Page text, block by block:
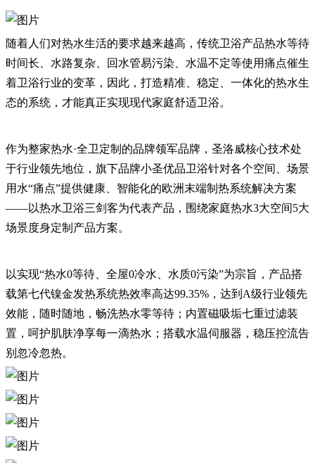
随着人们对热水生活的要求越来越高，传统卫浴产品热水等待
时间长、水路复杂、回水管易污染、水温不定等使用痛点催生
着卫浴行业的变革，因此，打造精准、稳定、一体化的热水生
态的系统，才能真正实现现代家庭舒适卫浴。
作为整家热水·全卫定制的品牌领军品牌，圣洛威核心技术处
于行业领先地位，旗下品牌小圣优品卫浴针对各个空间、场景
用水“痛点”提供健康、智能化的欧洲末端制热系统解决方案
——以热水卫浴三剑客为代表产品，围绕家庭热水3大空间5大
场景度身定制产品方案。
以实现“热水0等待、全屋0冷水、水质0污染”为宗旨，产品搭
载第七代镍金发热系统热效率高达99.35%，达到A级行业领先
效能，随时随地，畅洗热水零等待；内置磁吸垢七重过滤装
置，呵护肌肤净享每一滴热水；搭载水温伺服器，稳压控流告
别忽冷忽热。